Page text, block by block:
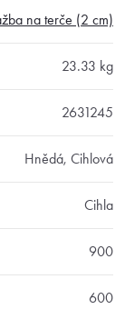
na terče (2 cm)
23.33 kg
2631245
Hnědá, Cihlová
Cihla
900
600